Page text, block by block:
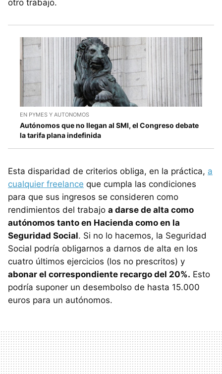
otro trabajo.
EN PYMES Y AUTONOMOS
Autónomos que no llegan al SMI, el Congreso debate
la tarifa plana indefinida
Esta disparidad de criterios obliga, en la práctica, a
cualquier freelance que cumpla las condiciones
para que sus ingresos se consideren como
rendimientos del trabajo a darse de alta como
autónomos tanto en Hacienda como en la
Seguridad Social. Si no lo hacemos, la Seguridad
Social podría obligarnos a darnos de alta en los
cuatro últimos ejercicios (los no prescritos) y
abonar el correspondiente recargo del 20%. Esto
podría suponer un desembolso de hasta 15.000
euros para un autónomos.